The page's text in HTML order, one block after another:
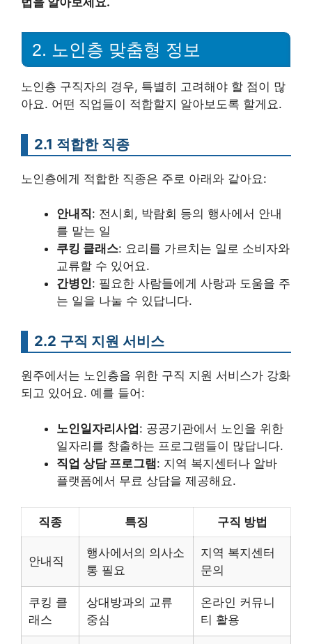
2. 노인층 맞춤형 정보
노인층 구직자의 경우, 특별히 고려해야 할 점이 많
아요. 어떤 직업들이 적합할지 알아보도록 할게요.
2.1 적합한 직종
노인층에게 적합한 직종은 주로 아래와 같아요:
안내직: 전시회, 박람회 등의 행사에서 안내
를 맡는 일
쿠킹 클래스: 요리를 가르치는 일로 소비자와
교류할 수 있어요.
간병인: 필요한 사람들에게 사랑과 도움을 주
는 일을 나눌 수 있답니다.
2.2 구직 지원 서비스
원주에서는 노인층을 위한 구직 지원 서비스가 강화
되고 있어요. 예를 들어:
노인일자리사업: 공공기관에서 노인을 위한
일자리를 창출하는 프로그램들이 많답니다.
직업 상담 프로그램: 지역 복지센터나 알바
플랫폼에서 무료 상담을 제공해요.
직종 특징 구직 방법
안내직
행사에서의 의사소
통 필요
지역 복지센터
문의
쿠킹 클
래스
상대방과의 교류
중심
온라인 커뮤니
티 활용